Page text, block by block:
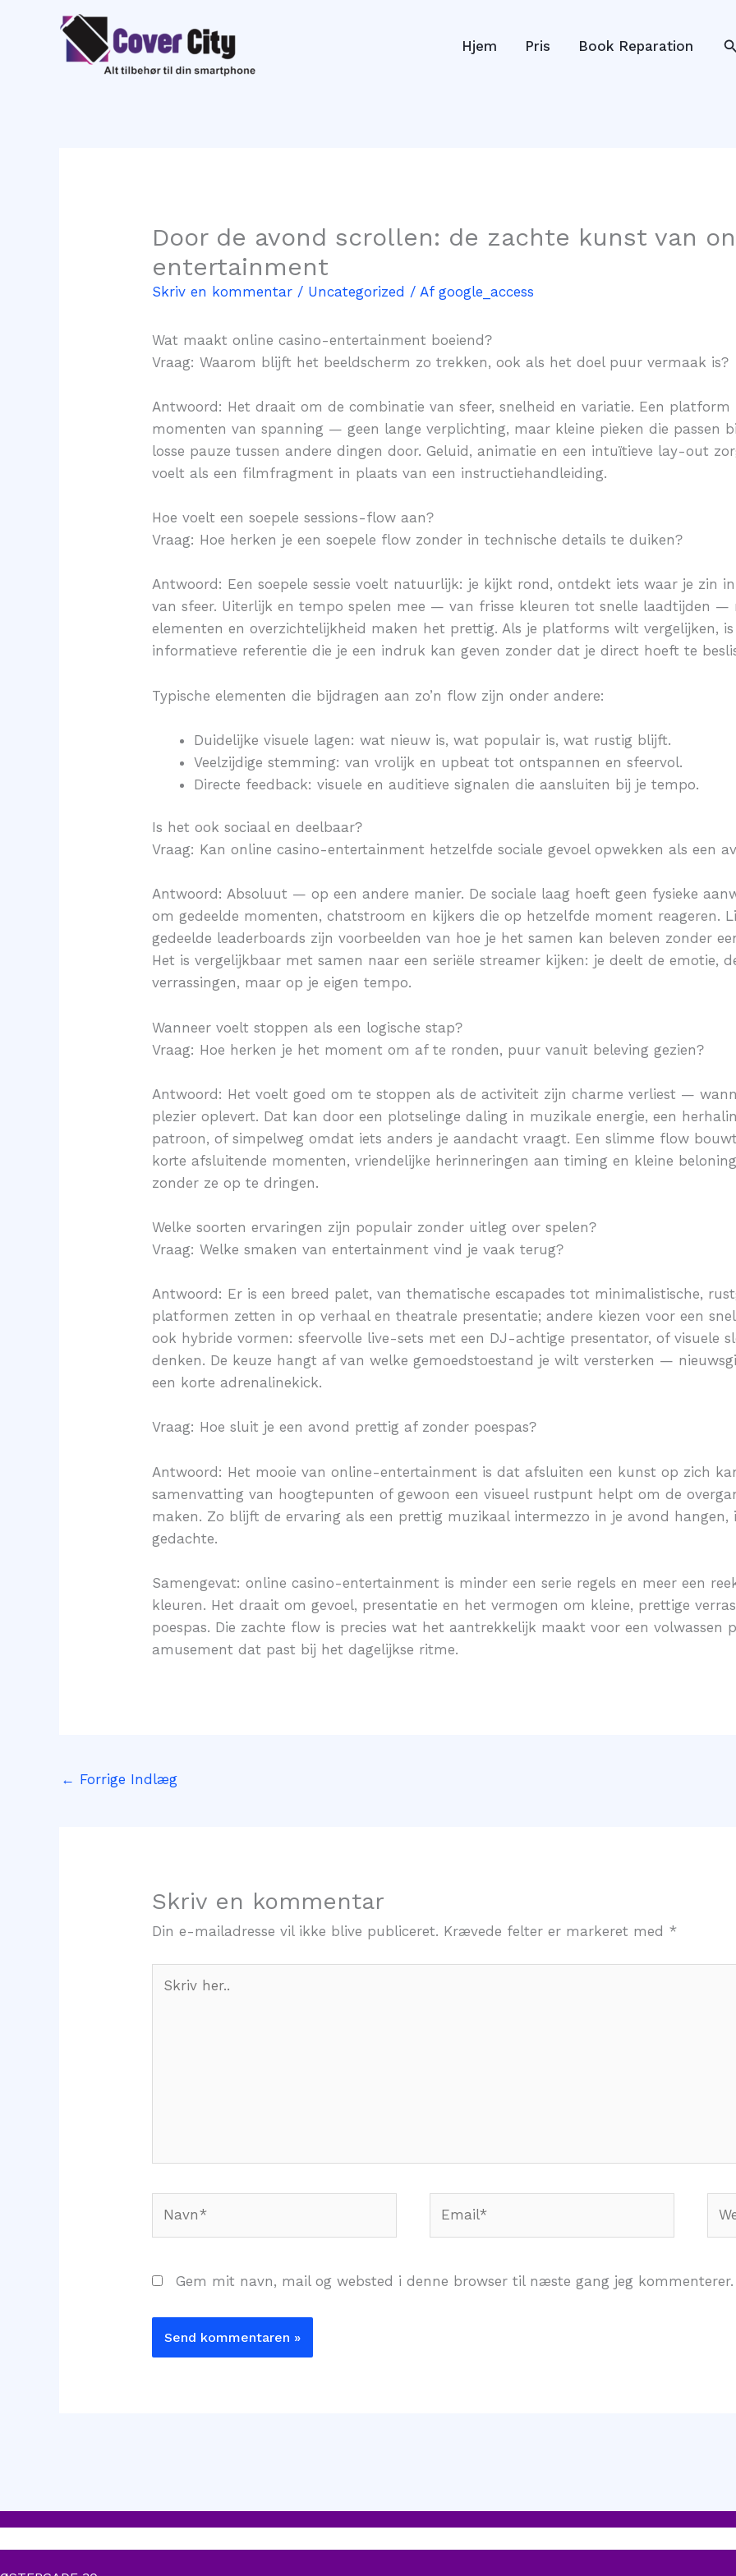
Hjem Pris Book Reparation
Door de avond scrollen: de zachte kunst van
entertainment
Skriv en kommentar / Uncategorized / Afgoogle_access
Wat maakt online casino-entertainment boeiend?
Vraag: Waarom blijft het beeldscherm zo trekken, ook als het doel puur vermaak is?
Antwoord: Het draait om de combinatie van sfeer, snelheid en variatie. Een platform
momenten van spanning — geen lange verplichting, maar kleine pieken die passen
losse pauze tussen andere dingen door. Geluid, animatie en een intuïtieve lay-out
voelt als een filmfragment in plaats van een instructiehandleiding.
Hoe voelt een soepele sessions-flow aan?
Vraag: Hoe herken je een soepele flow zonder in technische details te duiken?
Antwoord: Een soepele sessie voelt natuurlijk: je kijkt rond, ontdekt iets waar je zin
van sfeer. Uiterlijk en tempo spelen mee — van frisse kleuren tot snelle laadtijden —
elementen en overzichtelijkheid maken het prettig. Als je platforms wilt vergelijken,
informatieve referentie die je een indruk kan geven zonder dat je direct hoeft te
Typische elementen die bijdragen aan zo’n flow zijn onder andere:
Duidelijke visuele lagen: wat nieuw is, wat populair is, wat rustig blijft.
Veelzijdige stemming: van vrolijk en upbeat tot ontspannen en sfeervol.
Directe feedback: visuele en auditieve signalen die aansluiten bij je tempo.
Is het ook sociaal en deelbaar?
Vraag: Kan online casino-entertainment hetzelfde sociale gevoel opwekken als een
Antwoord: Absoluut — op een andere manier. De sociale laag hoeft geen fysieke
om gedeelde momenten, chatstroom en kijkers die op hetzelfde moment reageren.
gedeelde leaderboards zijn voorbeelden van hoe je het samen kan beleven zonder
Het is vergelijkbaar met samen naar een seriële streamer kijken: je deelt de emotie,
verrassingen, maar op je eigen tempo.
Wanneer voelt stoppen als een logische stap?
Vraag: Hoe herken je het moment om af te ronden, puur vanuit beleving gezien?
Antwoord: Het voelt goed om te stoppen als de activiteit zijn charme verliest —
plezier oplevert. Dat kan door een plotselinge daling in muzikale energie, een
patroon, of simpelweg omdat iets anders je aandacht vraagt. Een slimme flow
korte afsluitende momenten, vriendelijke herinneringen aan timing en kleine
zonder ze op te dringen.
Welke soorten ervaringen zijn populair zonder uitleg over spelen?
Vraag: Welke smaken van entertainment vind je vaak terug?
Antwoord: Er is een breed palet, van thematische escapades tot minimalistische,
platformen zetten in op verhaal en theatrale presentatie; andere kiezen voor een
ook hybride vormen: sfeervolle live-sets met een DJ-achtige presentator, of visuele
denken. De keuze hangt af van welke gemoedstoestand je wilt versterken —
een korte adrenalinekick.
Vraag: Hoe sluit je een avond prettig af zonder poespas?
Antwoord: Het mooie van online-entertainment is dat afsluiten een kunst op zich
samenvatting van hoogtepunten of gewoon een visueel rustpunt helpt om de
maken. Zo blijft de ervaring als een prettig muzikaal intermezzo in je avond
gedachte.
Samengevat: online casino-entertainment is minder een serie regels en meer een
kleuren. Het draait om gevoel, presentatie en het vermogen om kleine, prettige
poespas. Die zachte flow is precies wat het aantrekkelijk maakt voor een volwassen
amusement dat past bij het dagelijkse ritme.
← Forrige Indlæg
Skriv en kommentar
Din e-mailadresse vil ikke blive publiceret. Krævede felter er markeret med *
her..
Gem mit navn, mail og websted i denne browser til næste gang jeg kommenterer.